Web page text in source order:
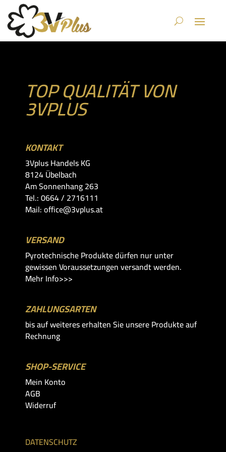
TOP QUALITÄT VON
3VPLUS
KONTAKT
3Vplus Handels KG
8124 Übelbach
Am Sonnenhang 263
Tel.: 0664 / 2716111
Mail: office@3vplus.at
VERSAND
Pyrotechnische Produkte dürfen nur unter
gewissen Voraussetzungen versandt werden.
Mehr Info>>>
ZAHLUNGSARTEN
bis auf weiteres erhalten Sie unsere Produkte auf
Rechnung
SHOP-SERVICE
Mein Konto
AGB
Widerruf
DATENSCHUTZ